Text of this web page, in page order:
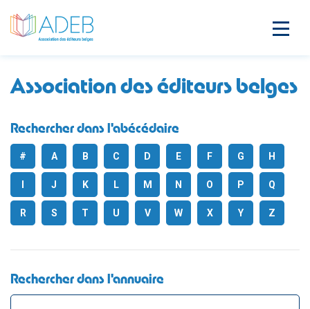
Association des éditeurs belges
Rechercher dans l'abécédaire
# A B C D E F G H
J K L M N O P Q
R S T U V W X Y Z
Rechercher dans l'annuaire